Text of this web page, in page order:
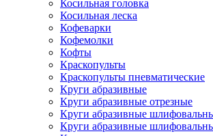
Косильная головка
Косильная леска
Кофеварки
Кофемолки
Кофты
Краскопульты
Краскопульты пневматические
Круги абразивные
Круги абразивные отрезные
Круги абразивные
Круги абразивные